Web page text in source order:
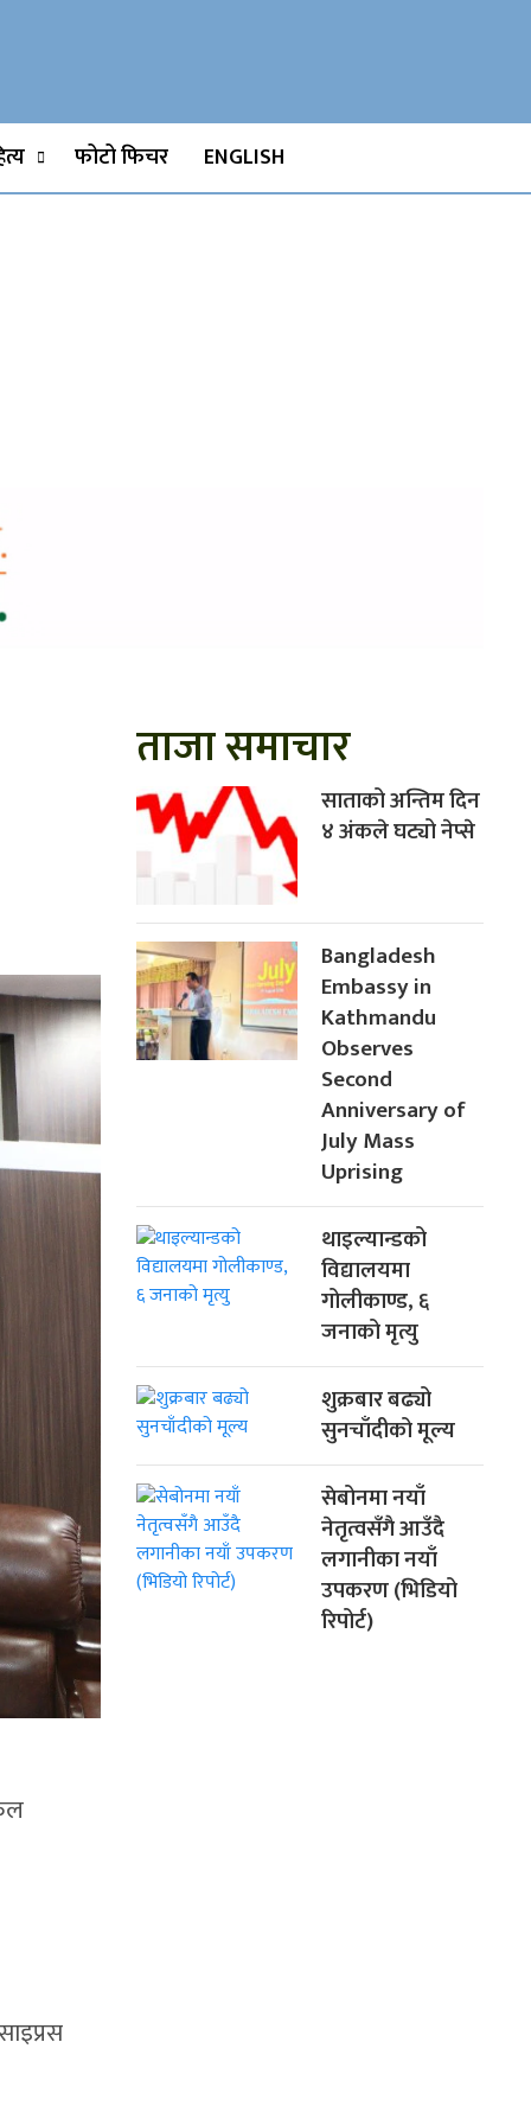
Moviesफोटो फिचर ENGLISH
ताजा समाचार
साताको अन्तिम दिन
४ अंकले घट्यो नेप्से
Bangladesh
Embassy in
Kathmandu
Observes
Second
Anniversary of
July Mass
Uprising
थाइल्यान्डको
विद्यालयमा
गोलीकाण्ड, ६
जनाको मृत्यु
शुक्रबार बढ्यो
सुनचाँदीको मूल्य
सेबोनमा नयाँ
नेतृत्वसँगै आउँदै
लगानीका नयाँ
उपकरण (भिडियो
रिपोर्ट)